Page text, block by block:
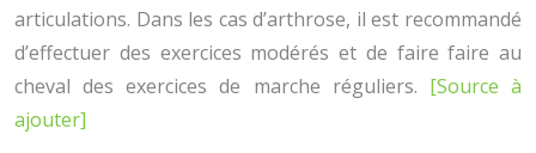
articulations. Dans les cas d’arthrose, il est recommandé
d’effectuer des exercices modérés et de faire faire au
cheval des exercices de marche réguliers. [Source à
ajouter]